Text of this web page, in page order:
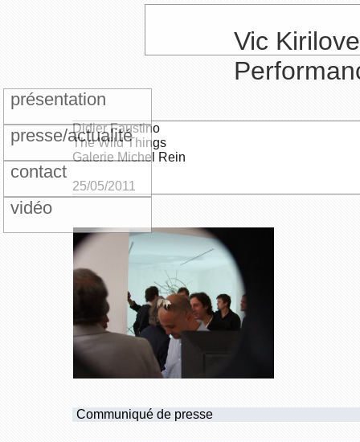
présentation
presse/actualité
contact
vidéo
Vic
Didier Faustino
The Wild Things
Galerie Michel Rein
25/05/2011
Communiqué de presse